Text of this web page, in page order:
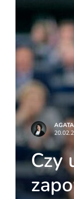
Czy